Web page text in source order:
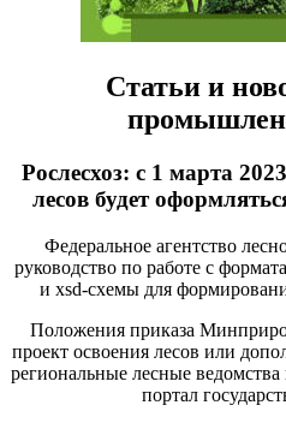
Статьи и
Рослесхоз: с 1 марта
лесов будет
Федеральное агентство
руководство по работе с
и xsd-схемы для
Положения приказа
проект освоения лесов или
региональные лесные
портал